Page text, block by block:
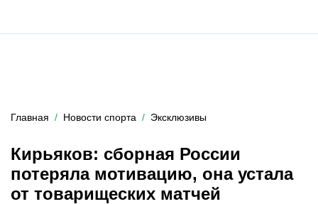
Главная Новости спорта Эксклюзивы
Кирьяков: сборная России
потеряла мотивацию, она устала
от товарищеских матчей